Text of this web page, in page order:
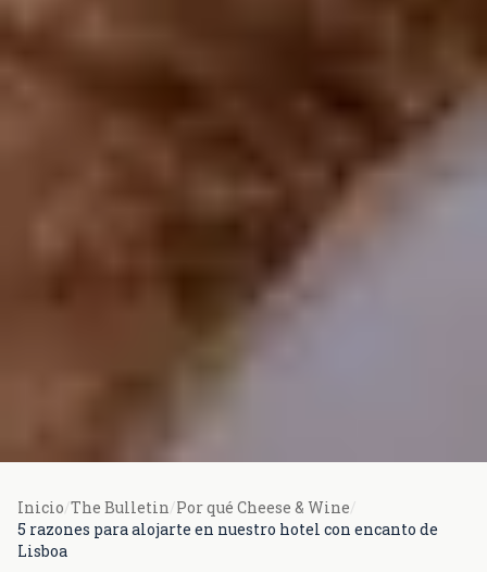
Inicio/The Bulletin/Por qué Cheese & Wine/
5 razones para alojarte en nuestro hotel con encanto de
Lisboa